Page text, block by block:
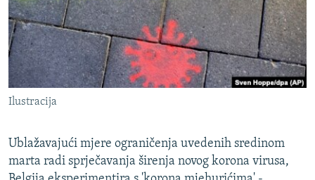
ISPRIČAJ MI
DNEVNO@RSE
SPECIJALI RSE
VIŠE OD NASLOVA
GENOCID U SREBRENICI
POPLAVE I KLIZIŠTA U BIH 2024.
TV LIBERTY
PRATITE NAS
Sve RFE/RL stranice
Ilustracija
Ublažavajući mjere ograničenja uvedenih sredinom
marta radi sprječavanja širenja novog korona virusa,